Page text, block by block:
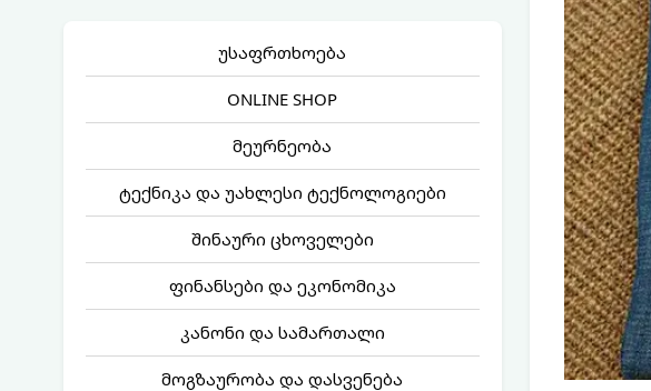
უსაფრთხოება
ONLINE SHOP
მეურნეობა
ტექნიკა და უახლესი ტექნოლოგიები
შინაური ცხოველები
ფინანსები და ეკონომიკა
კანონი და სამართალი
მოგზაურობა და დასვენება